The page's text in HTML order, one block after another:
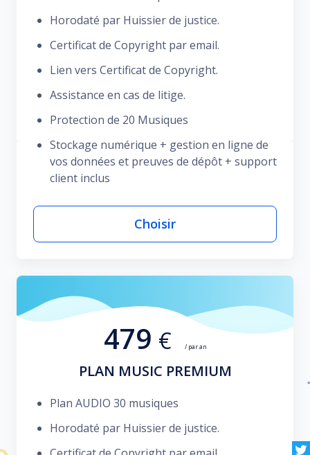
Horodaté par Huissier de justice.
Certificat de Copyright par email.
Lien vers Certificat de Copyright.
Assistance en cas de litige.
Protection de 20 Musiques
Stockage numérique + gestion en ligne de
vos données et preuves de dépôt + support
client inclus
Choisir
479 € / par an
PLAN MUSIC PREMIUM
Plan AUDIO 30 musiques
Horodaté par Huissier de justice.